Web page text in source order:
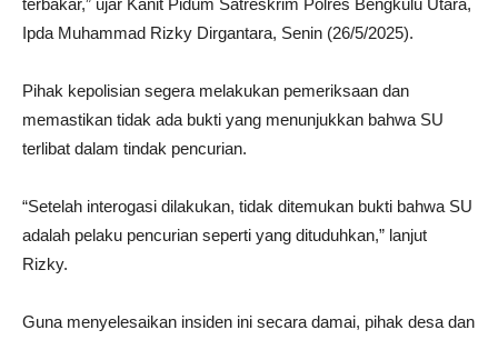
terbakar,” ujar Kanit Pidum Satreskrim Polres Bengkulu Utara,
Ipda Muhammad Rizky Dirgantara, Senin (26/5/2025).
Pihak kepolisian segera melakukan pemeriksaan dan
memastikan tidak ada bukti yang menunjukkan bahwa SU
terlibat dalam tindak pencurian.
“Setelah interogasi dilakukan, tidak ditemukan bukti bahwa SU
adalah pelaku pencurian seperti yang dituduhkan,” lanjut
Rizky.
Guna menyelesaikan insiden ini secara damai, pihak desa dan